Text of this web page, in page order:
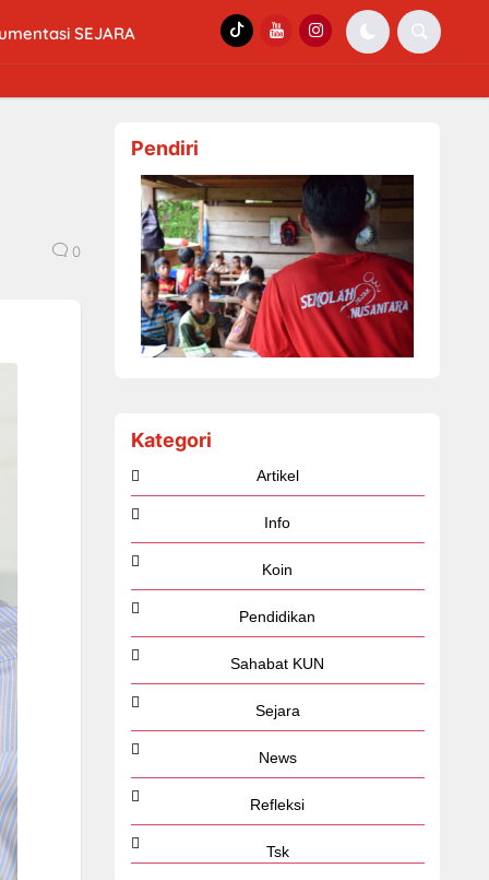
SEJARA
0
Pendiri
Kategori
Artikel
Info
Koin
Pendidikan
Sahabat KUN
Sejara
News
Refleksi
Tsk